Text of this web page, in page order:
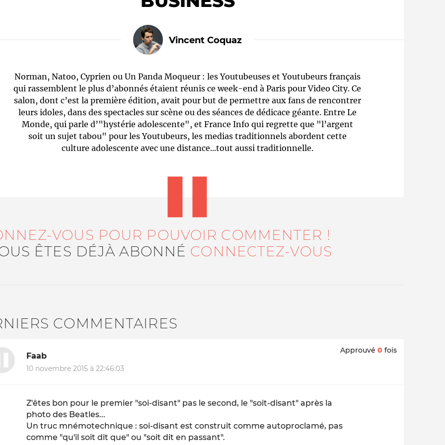
Le médiateur L'équipe Qui sommes-nous ?
Vincent Coquaz
Norman, Natoo, Cyprien ou Un Panda Moqueur : les Youtubeuses et Youtubeurs français
qui rassemblent le plus d’abonnés étaient réunis ce week-end à Paris pour Video City. Ce
salon, dont c’est la première édition, avait pour but de permettre aux fans de rencontrer
leurs idoles, dans des spectacles sur scène ou des séances de dédicace géante. Entre Le
Monde, qui parle d’"hystérie adolescente", et France Info qui regrette que "l’argent
soit un sujet tabou" pour les Youtubeurs, les medias traditionnels abordent cette
culture adolescente avec une distance...tout aussi traditionnelle.
VOUS POUR POUVOIR COMMENTER !
ÊTES DÉJÀ ABONNÉ CONNECTEZ-VOUS
COMMENTAIRES
Faab
10 novembre 2015 à 22:46:03
Approuvé 0 fois
Z'êtes bon pour le premier "soi-disant" pas le second, le "soit-disant" après la
photo des Beatles...
Un truc mnémotechnique : soi-disant est construit comme autoproclamé, pas
comme "qu'il soit dit que" ou "soit dit en passant".